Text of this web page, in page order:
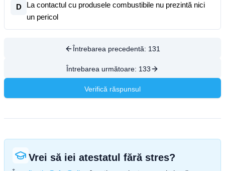
D
La contactul cu produsele combustibile nu prezintă nici
un pericol
Întrebarea precedentă: 131
Întrebarea următoare: 133
Verifică răspunsul
Vrei să iei atestatul fără stres?